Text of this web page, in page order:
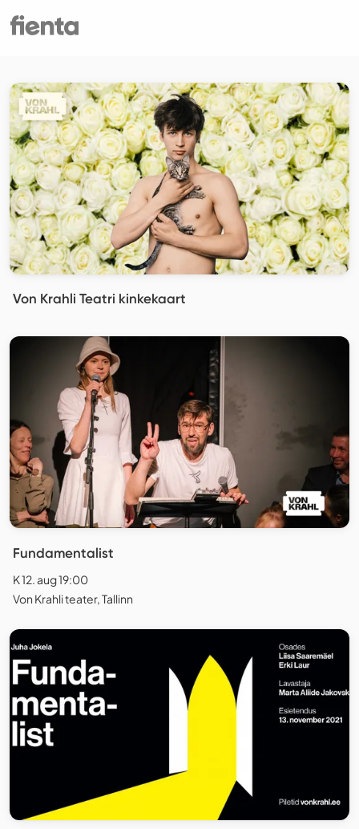
Von Krahli Teatri kinkekaart
Fundamentalist
K 12. aug 19:00
Von Krahli teater, Tallinn